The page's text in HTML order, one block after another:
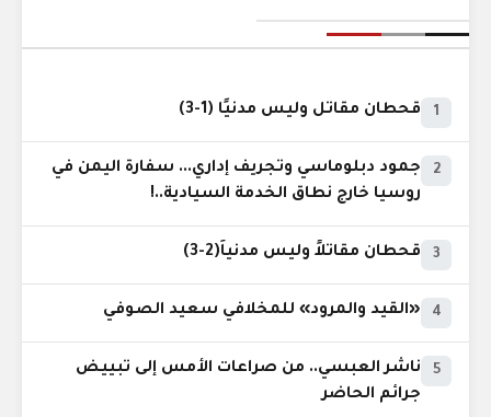
1 قحطان مقاتل وليس مدنيًا (1-3)
2
جمود دبلوماسي وتجريف إداري... سفارة اليمن في
روسيا خارج نطاق الخدمة السيادية..!
3 قحطان مقاتلاً وليس مدنياً(2-3)
4 «القيد والمرود» للمخلافي سعيد الصوفي
5
ناشر العبسي.. من صراعات الأمس إلى تبييض
جرائم الحاضر